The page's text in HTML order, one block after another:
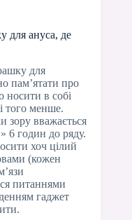
для ануса, де
для
пам’ятати про
носити в собі
того менше.
зору вважається
6 годин до ряду.
хоч цілий
(кожен
питаннями
гаджет